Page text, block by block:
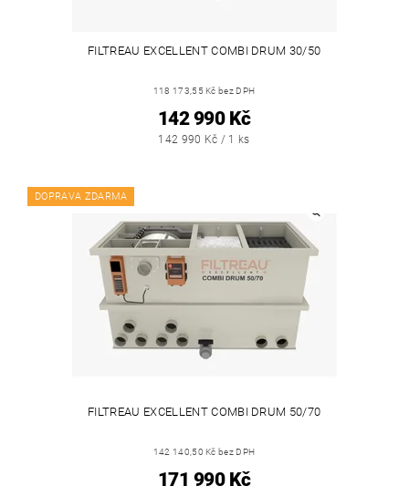
FILTREAU EXCELLENT COMBI DRUM 30/50
118 173,55 Kč bez DPH
142 990 Kč
142 990 Kč / 1 ks
DOPRAVA ZDARMA
FILTREAU EXCELLENT COMBI DRUM 50/70
142 140,50 Kč bez DPH
171 990 Kč